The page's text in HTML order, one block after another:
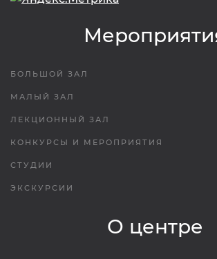
БОЛЬШОЙ ЗАЛ
МАЛЫЙ ЗАЛ
ЛЕКЦИОННЫЙ ЗАЛ
КОНКУРСЫ И МЕРОПРИЯТИЯ
СТУДИИ
ЭКСКУРСИИ
О центре